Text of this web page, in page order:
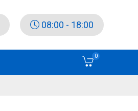
08:00 - 18:00
0